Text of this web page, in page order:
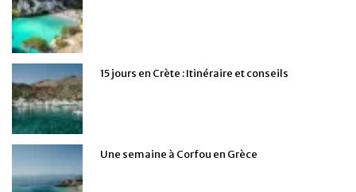
15 jours en Crète : Itinéraire et conseils
Une semaine à Corfou en Grèce